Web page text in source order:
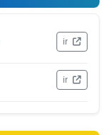
ir
ir